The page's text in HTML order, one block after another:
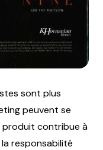
sont plus
peuvent se
produit contribue à
responsabilité